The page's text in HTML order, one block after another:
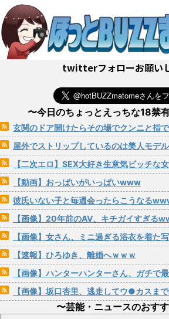
twitterフォローお願い
〜今日のちょっとえっちな18禁
玄関のドア開けたらその場でクンニと指でたくさんイか
屋外でストリップしているのは美人モデ
【二次エロ】SEX大好き生意気ビッチな女の
【動画】おっぱいがいっぱいwww
彼氏いない子と毎週会ったらこうなる
【画像】20年前のAV、キチガイすぎる
【画像】女さん、ミニ過ぎる浴衣を着た写真
【速報】ひろゆき、離婚へｗｗｗ
【画像】ハンターハンターさん、ガチで最強の新能力を
【画像】坂口杏里、逃走してウ●カスま
〜芸能・ニュースのおす